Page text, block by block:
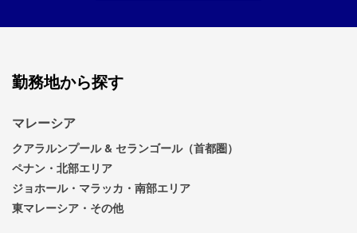
勤務地から探す
マレーシア
クアラルンプール & セランゴール（首都圏）
ペナン・北部エリア
ジョホール・マラッカ・南部エリア
東マレーシア・その他